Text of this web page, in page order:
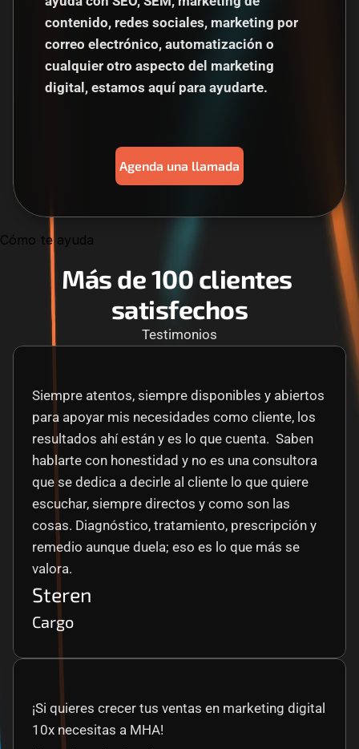
contenido, redes sociales, marketing por
correo electrónico, automatización o
cualquier otro aspecto del marketing
digital, estamos aquí para ayudarte.
Agenda una llamada
Más de 100 clientes
satisfechos
Testimonios
Siempre atentos, siempre disponibles y abiertos
para apoyar mis necesidades como cliente, los
resultados ahí están y es lo que cuenta.  Saben
hablarte con honestidad y no es una consultora
que se dedica a decirle al cliente lo que quiere
escuchar, siempre directos y como son las
cosas. Diagnóstico, tratamiento, prescripción y
remedio aunque duela; eso es lo que más se
valora.
Steren
Cargo
¡Si quieres crecer tus ventas en marketing digital
10x necesitas a MHA!
Cómo te ayuda